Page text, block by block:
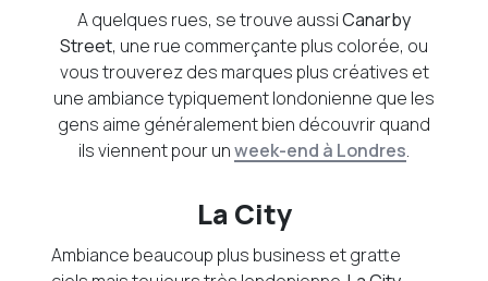
A quelques rues, se trouve aussiCanarby
Street, une rue commerçante plus colorée, ou
vous trouverez des marques plus créatives et
une ambiance typiquement londonienne que les
gens aime généralement bien découvrir quand
ils viennent pour unweek-end à Londres.
La City
Ambiance beaucoup plus business et gratte